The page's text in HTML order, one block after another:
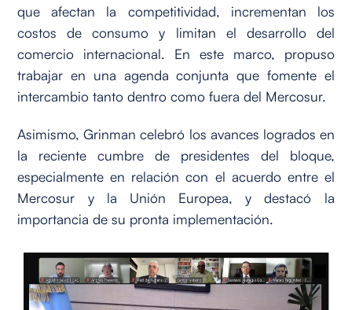
que afectan la competitividad, incrementan los
costos de consumo y limitan el desarrollo del
comercio internacional. En este marco, propuso
trabajar en una agenda conjunta que fomente el
intercambio tanto dentro como fuera del Mercosur.
Asimismo, Grinman celebró los avances logrados en
la reciente cumbre de presidentes del bloque,
especialmente en relación con el acuerdo entre el
Mercosur y la Unión Europea, y destacó la
importancia de su pronta implementación.